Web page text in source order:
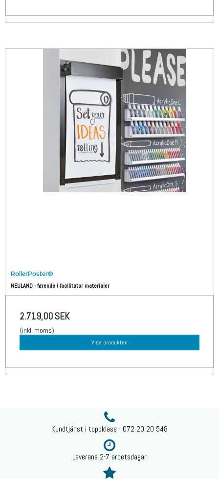
RollerPoster®
NEULAND - førende i facilitator materialer
2.719,00 SEK
(inkl. moms)
Visa produkten
Kundtjänst i toppklass - 072 20 20 548
Leverans 2-7 arbetsdagar